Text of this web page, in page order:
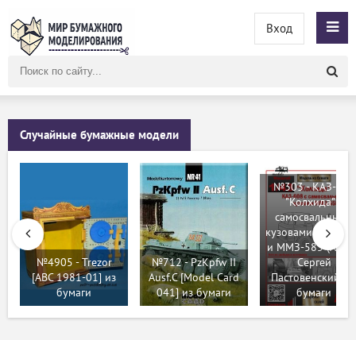
сайту
Вход
Случайные бумажные модели
№4905 - Trezor
[ABC 1981-01] из
бумаги
№712 - PzKpfw II
Ausf.C [Model Card
041] из бумаги
№303 - КАЗ-608
"Колхида" с
самосвальными
кузовами ММЗ-
и ММЗ-585 (Ak71
Сергей
Пастовенский)
бумаги